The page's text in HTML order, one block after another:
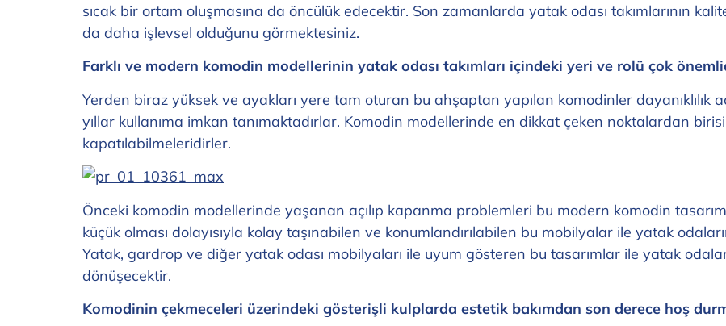
sıcak bir ortam oluşmasına da öncülük edecektir. Son zamanlarda yatak odası takımlarının
da daha işlevsel olduğunu görmektesiniz.
Farklı ve modern komodin modellerinin yatak odası takımları içindeki yeri ve rolü çok
Yerden biraz yüksek ve ayakları yere tam oturan bu ahşaptan yapılan komodinler dayanıklılık
yıllar kullanıma imkan tanımaktadırlar. Komodin modellerinde en dikkat çeken noktalardan
kapatılabilmeleridirler.
Önceki komodin modellerinde yaşanan açılıp kapanma problemleri bu modern komodin
küçük olması dolayısıyla kolay taşınabilen ve konumlandırılabilen bu mobilyalar ile yatak
Yatak, gardrop ve diğer yatak odası mobilyaları ile uyum gösteren bu tasarımlar ile yatak
dönüşecektir.
Komodinin çekmeceleri üzerindeki gösterişli kulplarda estetik bakımdan son derece hoş